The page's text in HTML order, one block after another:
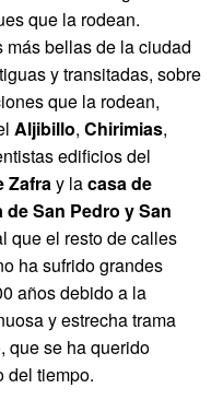
que la rodean.
bellas de la ciudad
y transitadas, sobre
que la rodean,
Aljibillo, Chirimias,
edificios del
Zafray lacasa de
de San Pedro y San
que el resto de calles
ha sufrido grandes
años debido a la
y estrecha trama
que se ha querido
del tiempo.